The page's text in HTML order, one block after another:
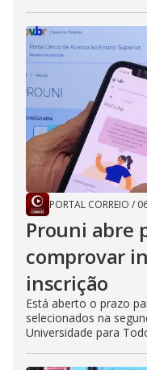
PORTAL CORREIO /
Prouni abre
comprovar
inscrição
Está aberto o prazo
selecionados na
Universidade para